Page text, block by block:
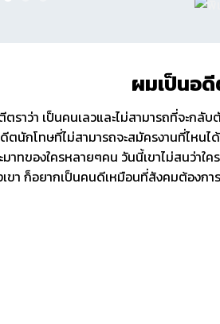
ผมเป็นอ
ราว่า เป็นคนเลวและไม่สามารถที่จะก
ตนักโทษที่ไม่สามารถจะสมัครงานที่ไหน
าทของใครหลายๆคน วันนี้เขาไม่สนว่าใ
ขา ก็อยากเป็นคนดีเหมือนที่สังคมต้องก